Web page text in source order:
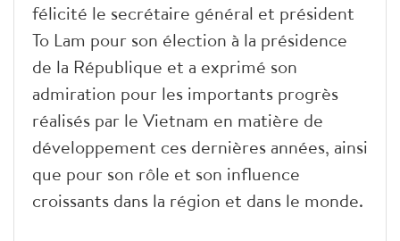
félicité le secrétaire général et président
To Lam pour son élection à la présidence
de la République et a exprimé son
admiration pour les importants progrès
réalisés par le Vietnam en matière de
développement ces dernières années, ainsi
que pour son rôle et son influence
croissants dans la région et dans le monde.